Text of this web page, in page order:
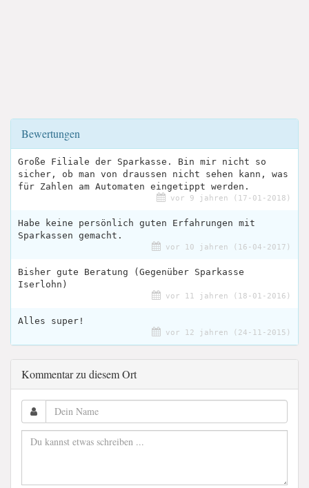
Bewertungen
Große Filiale der Sparkasse. Bin mir nicht so
sicher, ob man von draussen nicht sehen kann, was
für Zahlen am Automaten eingetippt werden.
vor 9 jahren (17-01-2018)
Habe keine persönlich guten Erfahrungen mit
Sparkassen gemacht.
vor 10 jahren (16-04-2017)
Bisher gute Beratung (Gegenüber Sparkasse
Iserlohn)
vor 11 jahren (18-01-2016)
Alles super!
vor 12 jahren (24-11-2015)
Kommentar zu diesem Ort